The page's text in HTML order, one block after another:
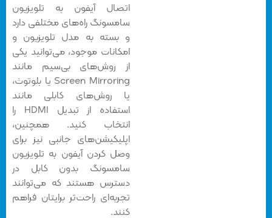
اتصال آیفون به تلویزیون
سامسونگ راه‌های مختلفی دارد
و بسته به مدل تلویزیون و
امکانات موجود، می‌توانید یکی
از روش‌های بی‌سیم مانند
Screen Mirroring یا بلوتوث،
یا روش‌های کابلی مانند
استفاده از تبدیل HDMI را
انتخاب کنید. همچنین،
اپلیکیشن‌های جانبی نیز برای
وصل كردن آيفون به تلويزيون
سامسونگ بدون كابل در
دسترس هستند که می‌توانند
تجربه‌ای راحت‌تر برایتان فراهم
کنند.